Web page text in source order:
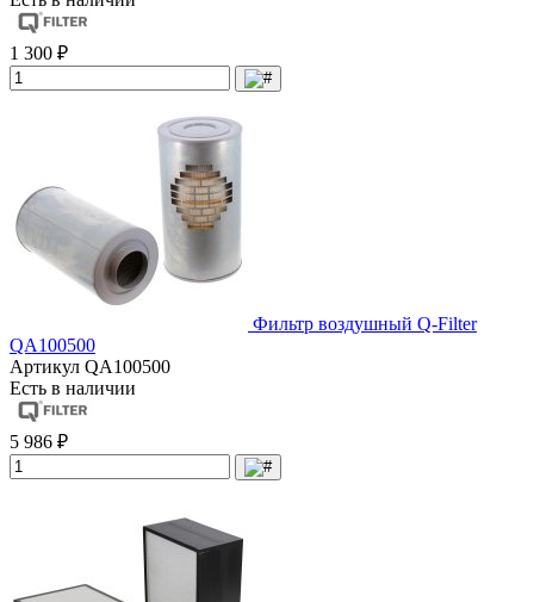
1 300 ₽
Фильтр воздушный Q-Filter
QA100500
Артикул QA100500
Есть в наличии
5 986 ₽